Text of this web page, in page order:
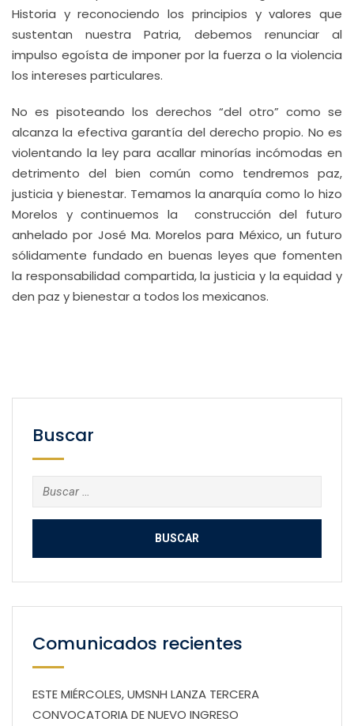
Historia y reconociendo los principios y valores que
sustentan nuestra Patria, debemos renunciar al
impulso egoísta de imponer por la fuerza o la violencia
los intereses particulares.
No es pisoteando los derechos “del otro” como se
alcanza la efectiva garantía del derecho propio. No es
violentando la ley para acallar minorías incómodas en
detrimento del bien común como tendremos paz,
justicia y bienestar. Temamos la anarquía como lo hizo
Morelos y continuemos la construcción del futuro
anhelado por José Ma. Morelos para México, un futuro
sólidamente fundado en buenas leyes que fomenten
la responsabilidad compartida, la justicia y la equidad y
den paz y bienestar a todos los mexicanos.
Buscar
Buscar:
Comunicados recientes
ESTE MIÉRCOLES, UMSNH LANZA TERCERA
CONVOCATORIA DE NUEVO INGRESO